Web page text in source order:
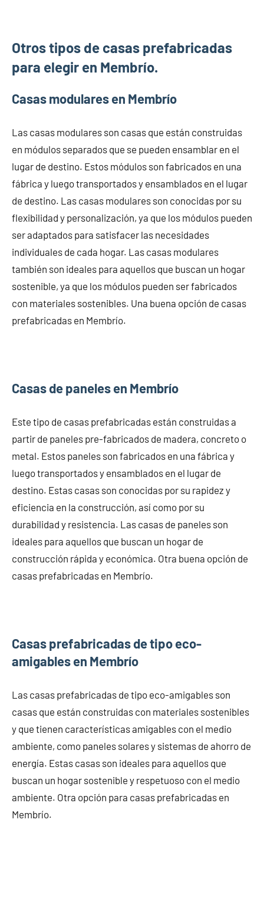
Otros tipos de casas prefabricadas
para elegir en Membrío.
Casas modulares en Membrío
Las casas modulares son casas que están construidas
en módulos separados que se pueden ensamblar en el
lugar de destino. Estos módulos son fabricados en una
fábrica y luego transportados y ensamblados en el lugar
de destino. Las casas modulares son conocidas por su
flexibilidad y personalización, ya que los módulos pueden
ser adaptados para satisfacer las necesidades
individuales de cada hogar. Las casas modulares
también son ideales para aquellos que buscan un hogar
sostenible, ya que los módulos pueden ser fabricados
con materiales sostenibles. Una buena opción de casas
prefabricadas en Membrío.
Casas de paneles en Membrío
Este tipo de casas prefabricadas están construidas a
partir de paneles pre-fabricados de madera, concreto o
metal. Estos paneles son fabricados en una fábrica y
luego transportados y ensamblados en el lugar de
destino. Estas casas son conocidas por su rapidez y
eficiencia en la construcción, así como por su
durabilidad y resistencia. Las casas de paneles son
ideales para aquellos que buscan un hogar de
construcción rápida y económica. Otra buena opción de
casas prefabricadas en Membrío.
Casas prefabricadas de tipo eco-
amigables en Membrío
Las casas prefabricadas de tipo eco-amigables son
casas que están construidas con materiales sostenibles
y que tienen características amigables con el medio
ambiente, como paneles solares y sistemas de ahorro de
energía. Estas casas son ideales para aquellos que
buscan un hogar sostenible y respetuoso con el medio
ambiente. Otra opción para casas prefabricadas en
Membrío.